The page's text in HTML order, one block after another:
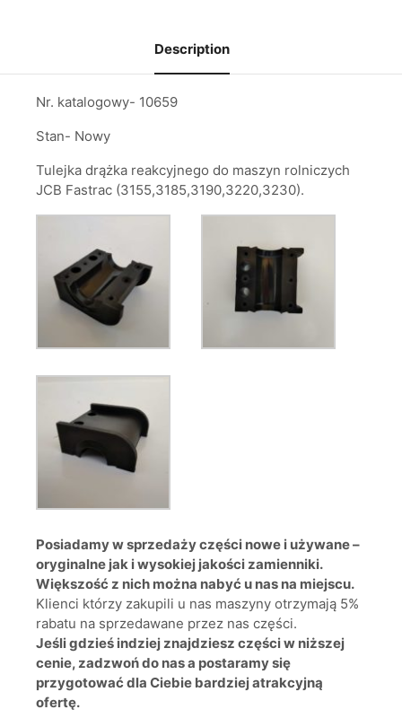
Description
Nr. katalogowy- 10659
Stan- Nowy
Tulejka drążka reakcyjnego do maszyn rolniczych
JCB Fastrac (3155,3185,3190,3220,3230).
Posiadamy w sprzedaży części nowe i używane –
oryginalne jak i wysokiej jakości zamienniki.
Większość z nich można nabyć u nas na miejscu.
Klienci którzy zakupili u nas maszyny otrzymają 5%
rabatu na sprzedawane przez nas części.
Jeśli gdzieś indziej znajdziesz części w niższej
cenie, zadzwoń do nas a postaramy się
przygotować dla Ciebie bardziej atrakcyjną
ofertę.